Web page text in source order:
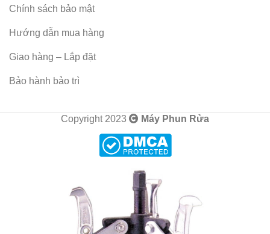
Chính sách bảo mật
Hướng dẫn mua hàng
Giao hàng – Lắp đặt
Bảo hành bảo trì
Copyright 2023 Máy Phun Rửa